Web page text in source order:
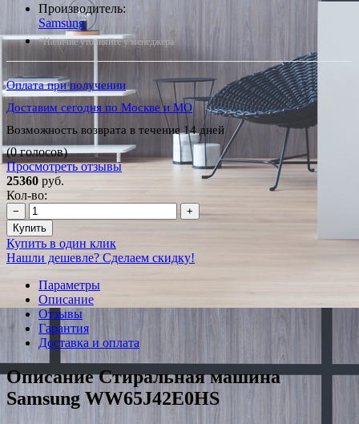
Производитель:
Samsung
*Наличие уточняйте у менеджера
Оплата при получении
Доставим сегодня по Москве и МО
Возможность возврата в течение 14 дней
(0 голосов)
Просмотреть отзывы
25360 руб.
Кол-во:
−
+
Купить
Купить в один клик
Нашли дешевле? Сделаем скидку!
Параметры
Описание
Отзывы
Гарантия
Доставка и оплата
Описание Стиральная машина
Samsung WW65J42E0HS